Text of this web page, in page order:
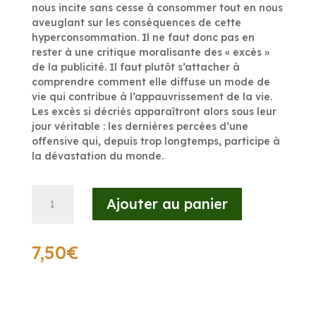
nous incite sans cesse à consommer tout en nous
aveuglant sur les conséquences de cette
hyperconsommation. Il ne faut donc pas en
rester à une critique moralisante des « excès »
de la publicité. Il faut plutôt s’attacher à
comprendre comment elle diffuse un mode de
vie qui contribue à l’appauvrissement de la vie.
Les excès si décriés apparaîtront alors sous leur
jour véritable : les dernières percées d’une
offensive qui, depuis trop longtemps, participe à
la dévastation du monde.
De
la
Ajouter au panier
7,50€